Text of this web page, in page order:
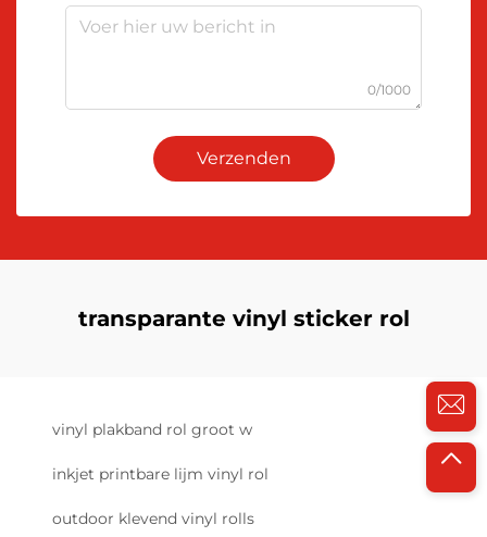
0/1000
Verzenden
transparante vinyl sticker rol
vinyl plakband rol groot w
inkjet printbare lijm vinyl rol
outdoor klevend vinyl rolls